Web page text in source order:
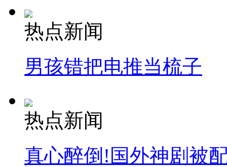
热点新闻
男孩错把电推当梳子
热点新闻
真心醉倒!国外神剧被